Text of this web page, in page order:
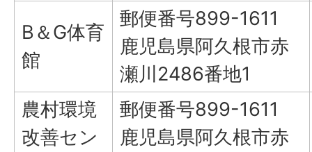
B＆G体育
館
郵便番号899-1611
鹿児島県阿久根市赤
瀬川2486番地1
農村環境
改善セン
郵便番号899-1611
鹿児島県阿久根市赤